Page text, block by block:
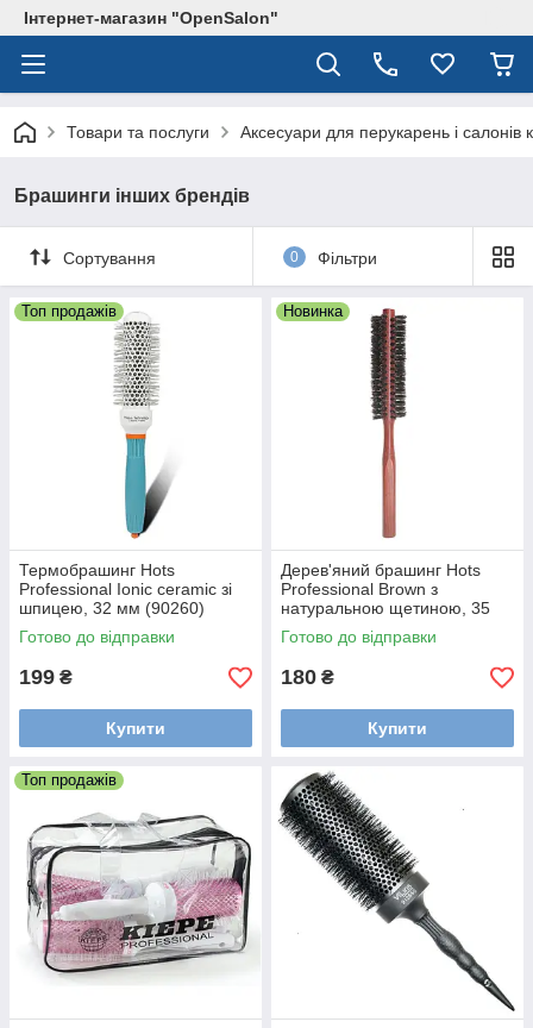
Інтернет-магазин "OpenSalon"
Товари та послуги Аксесуари для перукарень і салонів
Брашинги інших брендів
Сортування 0 Фільтри
Топ продажів
Термобрашинг Hots
Professional Ionic ceramic зі
шпицею, 32 мм (90260)
Готово до відправки
199 ₴
Купити
Новинка
Дерев'яний брашинг Hots
Professional Brown з
натуральною щетиною, 35
мм (HP9213-BRW)
Готово до відправки
180 ₴
Купити
Топ продажів